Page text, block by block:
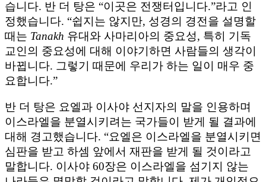
습니다. 반 더 탕은 “이곳은 전쟁터입니다.”라고 인
정했습니다. “쉽지는 않지만, 성경의 경전을 설명할
때는 Tanakh 유대와 사마리아의 중요성, 특히 기독
교인의 중요성에 대해 이야기하면 사람들의 생각이
바뀝니다. 그렇기 때문에 우리가 하는 일이 매우 중
요합니다.”
반 더 탕은 요엘과 이사야 선지자의 말을 인용하며
이스라엘을 분열시키려는 국가들이 받게 될 결과에
대해 경고했습니다. “요엘은 이스라엘을 분열시키면
심판을 받고 하셈 앞에서 재판을 받게 될 것이라고
말합니다. 이사야 60장은 이스라엘을 섬기지 않는